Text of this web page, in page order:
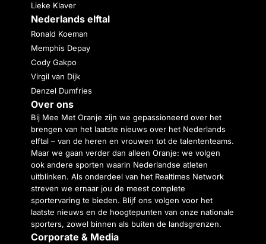
Lieke Klaver
Nederlands elftal
Ronald Koeman
Memphis Depay
Cody Gakpo
Virgil van Dijk
Denzel Dumfries
Over ons
Bij Mee Met Oranje zijn we gepassioneerd over het
brengen van het laatste nieuws over het Nederlands
elftal – van de heren en vrouwen tot de talententeams.
Maar we gaan verder dan alleen Oranje: we volgen
ook andere sporten waarin Nederlandse atleten
uitblinken. Als onderdeel van het Realtimes Network
streven we ernaar jou de meest complete
sportervaring te bieden. Blijf ons volgen voor het
laatste nieuws en de hoogtepunten van onze nationale
sporters, zowel binnen als buiten de landsgrenzen.
Corporate & Media